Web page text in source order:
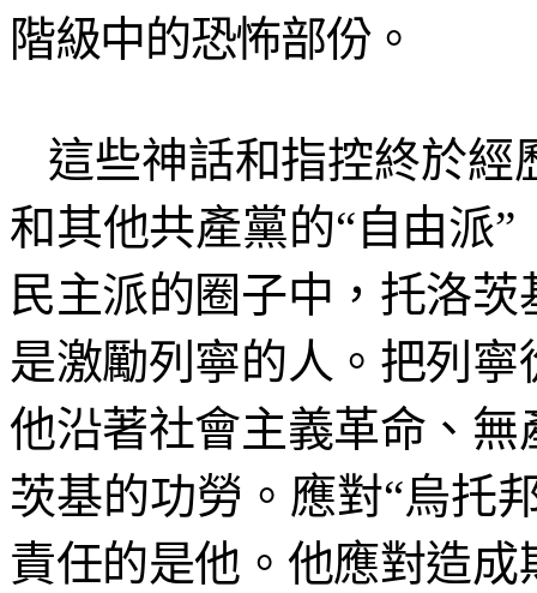
階級中的恐怖部份。
這些神話和指控終於經
和其他共產黨的“自由派
民主派的圈子中，托洛
是激勵列寧的人。把列
他沿著社會主義革命、
茨基的功勞。應對“烏托
責任的是他。他應對造